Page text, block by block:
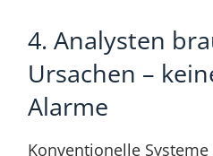
4. Analysten
Ursachen –
Alarme
Konventionelle